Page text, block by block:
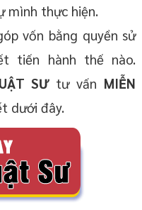
mình thực hiện.
vốn bằng quyền sử
tiến hành thế nào.
SƯ tư vấn MIỄN
dưới đây.